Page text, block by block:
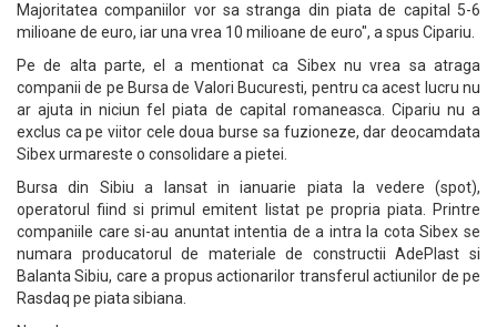
Majoritatea companiilor vor sa stranga din piata de capital 5-6
milioane de euro, iar una vrea 10 milioane de euro", a spus Cipariu.
Pe de alta parte, el a mentionat ca Sibex nu vrea sa atraga
companii de pe Bursa de Valori Bucuresti, pentru ca acest lucru nu
ar ajuta in niciun fel piata de capital romaneasca. Cipariu nu a
exclus ca pe viitor cele doua burse sa fuzioneze, dar deocamdata
Sibex urmareste o consolidare a pietei.
Bursa din Sibiu a lansat in ianuarie piata la vedere (spot),
operatorul fiind si primul emitent listat pe propria piata. Printre
companiile care si-au anuntat intentia de a intra la cota Sibex se
numara producatorul de materiale de constructii AdePlast si
Balanta Sibiu, care a propus actionarilor transferul actiunilor de pe
Rasdaq pe piata sibiana.